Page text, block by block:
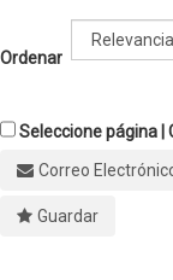
Ordenar
Seleccione página |
Correo
Guardar